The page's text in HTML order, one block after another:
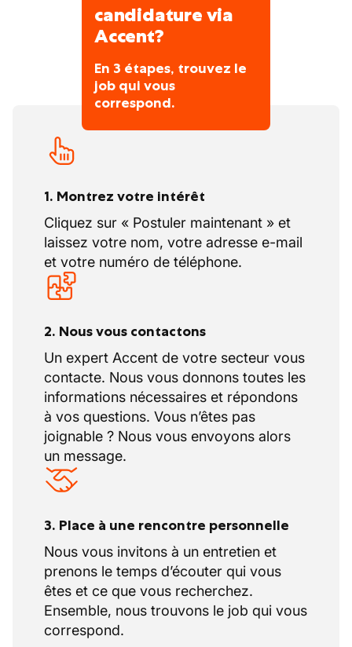
candidature via
Accent?
En 3 étapes, trouvez le
job qui vous
correspond.
1. Montrez votre intérêt
Cliquez sur « Postuler maintenant » et
laissez votre nom, votre adresse e-mail
et votre numéro de téléphone.
2. Nous vous contactons
Un expert Accent de votre secteur vous
contacte. Nous vous donnons toutes les
informations nécessaires et répondons
à vos questions. Vous n’êtes pas
joignable ? Nous vous envoyons alors
un message.
3. Place à une rencontre personnelle
Nous vous invitons à un entretien et
prenons le temps d’écouter qui vous
êtes et ce que vous recherchez.
Ensemble, nous trouvons le job qui vous
correspond.